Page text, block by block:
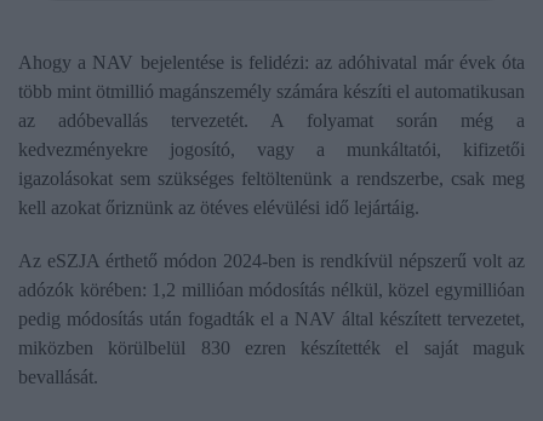
Ahogy a NAV bejelentése is felidézi: az adóhivatal már évek óta
több mint ötmillió magánszemély számára készíti el automatikusan
az adóbevallás tervezetét. A folyamat során még a
kedvezményekre jogosító, vagy a munkáltatói, kifizetői
igazolásokat sem szükséges feltöltenünk a rendszerbe, csak meg
kell azokat őriznünk az ötéves elévülési idő lejártáig.
Az eSZJA érthető módon 2024-ben is rendkívül népszerű volt az
adózók körében: 1,2 millióan módosítás nélkül, közel egymillióan
pedig módosítás után fogadták el a NAV által készített tervezetet,
miközben körülbelül 830 ezren készítették el saját maguk
bevallását.